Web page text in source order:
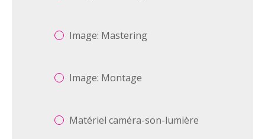
Image: Mastering
Image: Montage
Matériel caméra-son-lumière